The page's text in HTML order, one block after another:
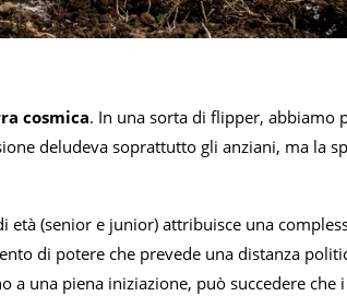
cosmica. In una sorta di flipper, abbiamo
deludeva soprattutto gli anziani, ma la
età (senior e junior) attribuisce una
di potere che prevede una distanza
a una piena iniziazione, può succedere che